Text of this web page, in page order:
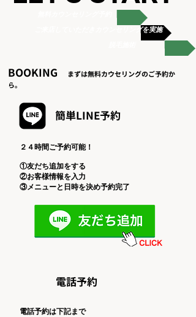
ご来店していただきカウンセリングを実施
​BOOKING
まずは無料カウセリングのご予約か
ら。
簡単​LINE予約
​２４時間ご予約可能！
①友だち追加をする
②お客様情報を入力
​③メニューと日時を決め予約完了
​電話予約
​電話予約は下記まで